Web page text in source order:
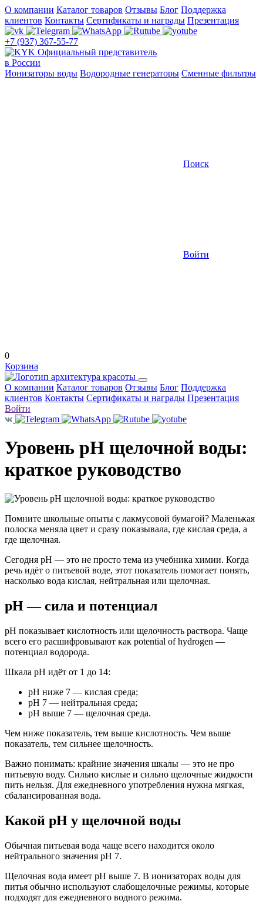
О компании Каталог товаров Отзывы Блог Поддержка
клиентов Контакты Сертификаты и награды Презентация
+7 (937) 367-55-77
Официальный представитель
в России
Ионизаторы воды Водородные генераторы Сменные фильтры
Поиск
Войти
0
Корзина
О компании Каталог товаров Отзывы Блог Поддержка
клиентов Контакты Сертификаты и награды Презентация
Войти
Уровень pH щелочной воды:
краткое руководство
Помните школьные опыты с лакмусовой бумагой? Маленькая
полоска меняла цвет и сразу показывала, где кислая среда, а
где щелочная.
Сегодня pH — это не просто тема из учебника химии. Когда
речь идёт о питьевой воде, этот показатель помогает понять,
насколько вода кислая, нейтральная или щелочная.
pH — сила и потенциал
pH показывает кислотность или щелочность раствора. Чаще
всего его расшифровывают как potential of hydrogen —
потенциал водорода.
Шкала pH идёт от 1 до 14:
pH ниже 7 — кислая среда;
pH 7 — нейтральная среда;
pH выше 7 — щелочная среда.
Чем ниже показатель, тем выше кислотность. Чем выше
показатель, тем сильнее щелочность.
Важно понимать: крайние значения шкалы — это не про
питьевую воду. Сильно кислые и сильно щелочные жидкости
пить нельзя. Для ежедневного употребления нужна мягкая,
сбалансированная вода.
Какой pH у щелочной воды
Обычная питьевая вода чаще всего находится около
нейтрального значения pH 7.
Щелочная вода имеет pH выше 7. В ионизаторах воды для
питья обычно используют слабощелочные режимы, которые
подходят для ежедневного водного режима.